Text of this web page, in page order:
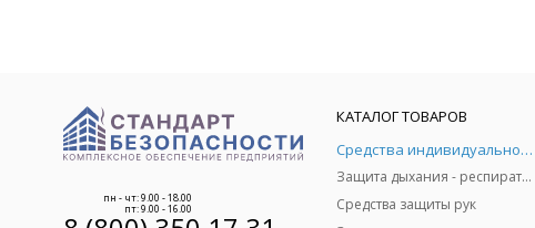
пн - чт: 9.00 - 18.00
пт: 9.00 - 16.00
КАТАЛОГ ТОВАРОВ
Средства индивидуальной защиты
Защита дыхания - респираторы, противогазы, фильтры, дозиметры
Средства защиты рук